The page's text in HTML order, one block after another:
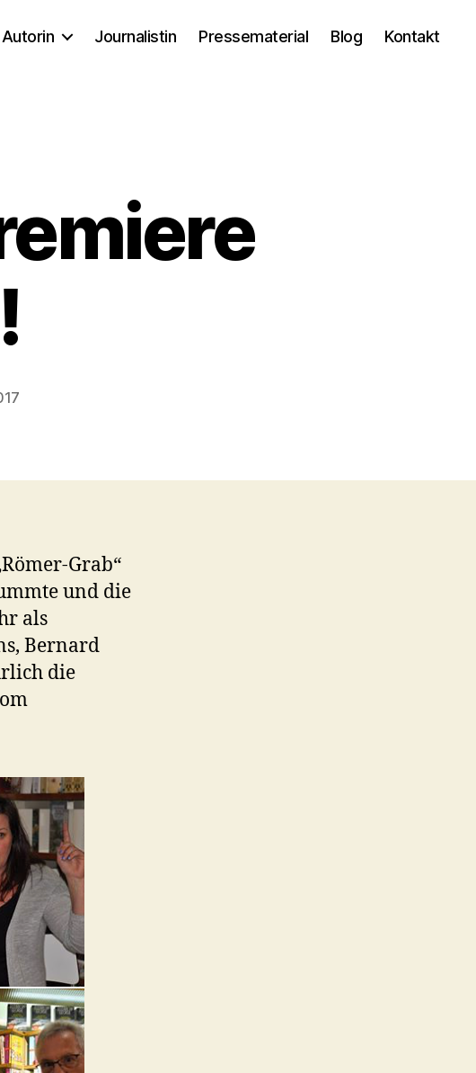
Autorin Journalistin Pressematerial Blog Kontakt
Grab“
und die
als
Bernard
die